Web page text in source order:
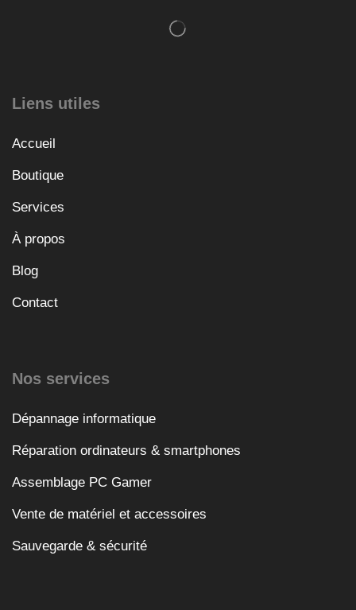
Liens utiles
Accueil
Boutique
Services
À propos
Blog
Contact
Nos services
Dépannage informatique
Réparation ordinateurs & smartphones
Assemblage PC Gamer
Vente de matériel et accessoires
Sauvegarde & sécurité